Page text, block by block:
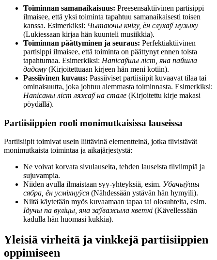
Toiminnan samanaikaisuus: Preesensaktiivinen partisippi
ilmaisee, että yksi toiminta tapahtuu samanaikaisesti toisen
kanssa. Esimerkiksi: Чытаючы кнігу, ён слухаў музыку
(Lukiessaan kirjaa hän kuunteli musiikkia).
Toiminnan päättyminen ja seuraus: Perfektiaktiivinen
partisippi ilmaisee, että toiminta on päättynyt ennen toista
tapahtumaa. Esimerkiksi: Напісаўшы ліст, яна пайшла
дадому (Kirjoitettuaan kirjeen hän meni kotiin).
Passiivinen kuvaus: Passiiviset partiisiipit kuvaavat tilaa tai
ominaisuutta, joka johtuu aiemmasta toiminnasta. Esimerkiksi:
Напісаны ліст ляжаў на стале (Kirjoitettu kirje makasi
pöydällä).
Partiisiippien rooli monimutkaisissa lauseissa
Partiisiipit toimivat usein liittävinä elementteinä, jotka tiivistävät
monimutkaista toimintaa ja aikajärjestystä:
Ne voivat korvata sivulauseita, tehden lauseista tiiviimpiä ja
sujuvampia.
Niiden avulla ilmaistaan syy-yhteyksiä, esim. Убачыўшы
сябра, ён усміхнуўся (Nähdessään ystävän hän hymyili).
Niitä käytetään myös kuvaamaan tapaa tai olosuhteita, esim.
Ідучы па вуліцы, яна заўважыла кветкі (Kävellessään
kadulla hän huomasi kukkia).
Yleisiä virheitä ja vinkkejä partiisiippien
oppimiseen